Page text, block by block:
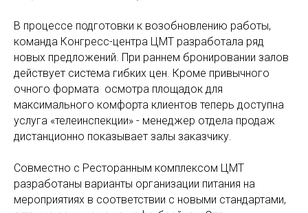
В процессе подготовки к возобновлению работы,
команда Конгресс-центра ЦМТ разработала ряд
новых предложений. При раннем бронировании залов
действует система гибких цен. Кроме привычного
очного формата осмотра площадок для
максимального комфорта клиентов теперь доступна
услуга «телеинспекции» - менеджер отдела продаж
дистанционно показывает залы заказчику.
Совместно с Ресторанным комплексом ЦМТ
разработаны варианты организации питания на
мероприятиях в соответствии с новыми стандартами,